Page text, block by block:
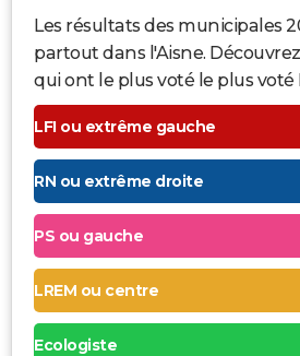
Les résultats des municipales
partout dans l'Aisne.
qui ont le plus voté le plus voté
LFI ou extrême gauche
RN ou extrême droite
PS ou gauche
LREM ou centre
Ecologiste